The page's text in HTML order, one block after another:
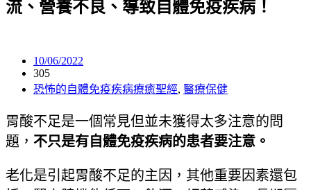
流、營養不良、導致自體免疫疾病！
10/06/2022
305
恐怖的自體免疫疾病療癒聖經, 醫療保健
胃酸不足是一個常見但並未獲得太多注意的問
題， 不只是有自體免疫疾病的患者要注意。
老化是引起胃酸不足的主因，其他重要因素還包